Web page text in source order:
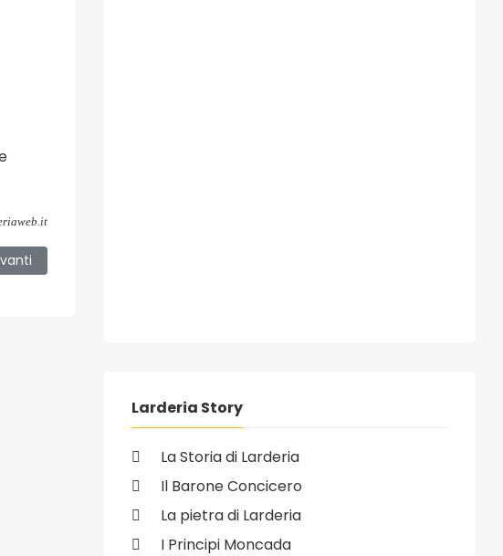
successivo: 18/11/2009 - Raccolta firme contro il dissesto idrogeologico
Larderia Story
La Storia di Larderia
Il Barone Concicero
La pietra di Larderia
I Principi Moncada